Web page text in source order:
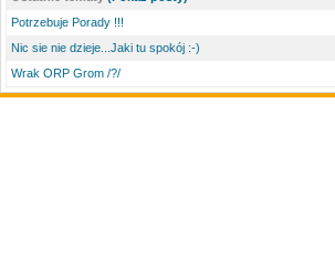
Potrzebuje Porady !!!
Nic sie nie dzieje...Jaki tu spokój :-)
Wrak ORP Grom /?/